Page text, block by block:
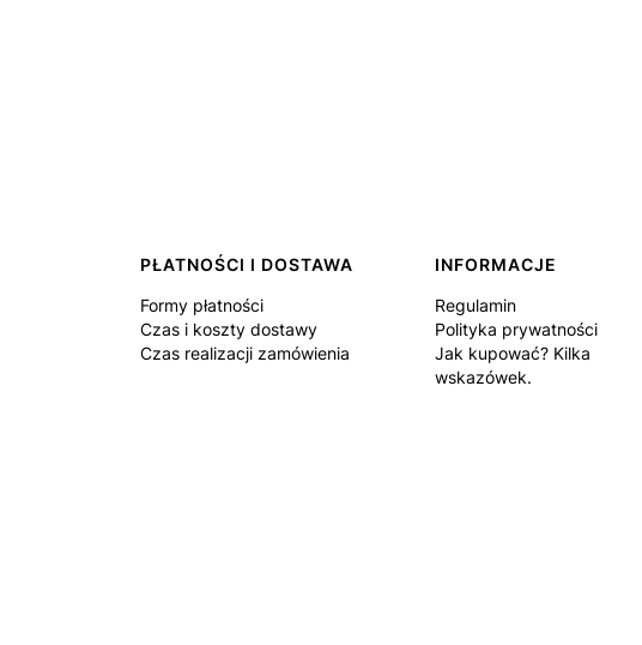
PŁATNOŚCI I DOSTAWA
Formy płatności
Czas i koszty dostawy
Czas realizacji zamówienia
INFORMACJE
Regulamin
Polityka prywatności
Jak kupować? Kilka
wskazówek.